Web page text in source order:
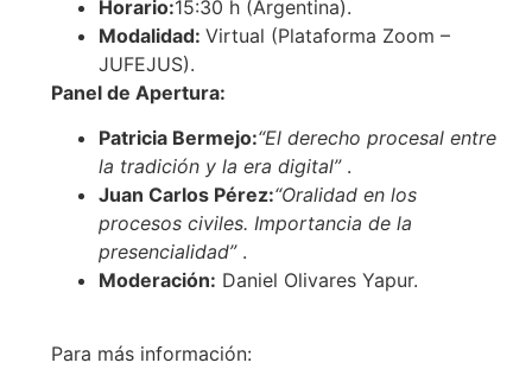
Horario:15:30 h (Argentina).
Modalidad: Virtual (Plataforma Zoom –
JUFEJUS).
Panel de Apertura:
Patricia Bermejo:“El derecho procesal entre
la tradición y la era digital” .
Juan Carlos Pérez:“Oralidad en los
procesos civiles. Importancia de la
presencialidad” .
Moderación: Daniel Olivares Yapur.
Para más información: